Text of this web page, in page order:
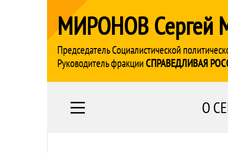
МИРОНОВ Сергей
Председатель Социалистической
Руководитель фракции СПРАВЕДЛИВАЯ
О